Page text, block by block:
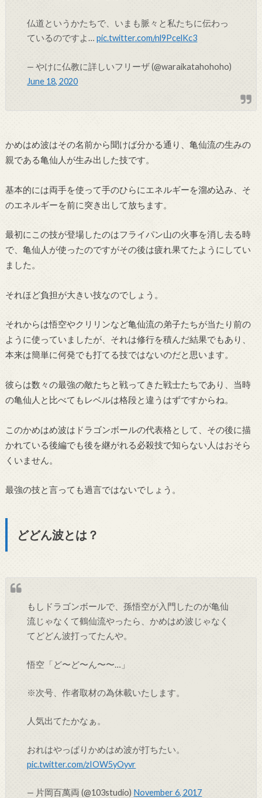
仏道というかたちで、いまも脈々と私たちに伝わっ
ているのですよ…pic.twitter.com/nl9PcelKc3
— やけに仏教に詳しいフリーザ (@waraikatahohoho)
June 18, 2020
かめはめ波はその名前から聞けば分かる通り、亀仙流の生みの
親である亀仙人が生み出した技です。
基本的には両手を使って手のひらにエネルギーを溜め込み、そ
のエネルギーを前に突き出して放ちます。
最初にこの技が登場したのはフライパン山の火事を消し去る時
で、亀仙人が使ったのですがその後は疲れ果てたようにしてい
ました。
それほど負担が大きい技なのでしょう。
それからは悟空やクリリンなど亀仙流の弟子たちが当たり前の
ように使っていましたが、それは修行を積んだ結果でもあり、
本来は簡単に何発でも打てる技ではないのだと思います。
彼らは数々の最強の敵たちと戦ってきた戦士たちであり、当時
の亀仙人と比べてもレベルは格段と違うはずですからね。
このかめはめ波はドラゴンボールの代表格として、その後に描
かれている後編でも後を継がれる必殺技で知らない人はおそら
くいません。
最強の技と言っても過言ではないでしょう。
どどん波とは？
もしドラゴンボールで、孫悟空が入門したのが亀仙
流じゃなくて鶴仙流やったら、かめはめ波じゃなく
てどどん波打ってたんや。
悟空「ど〜ど〜ん〜〜…」
※次号、作者取材の為休載いたします。
人気出てたかなぁ。
おれはやっぱりかめはめ波が打ちたい。
pic.twitter.com/zIOW5yOyvr
— 片岡百萬両 (@103studio) November 6, 2017